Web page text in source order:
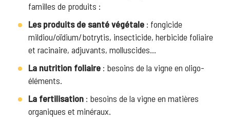
familles de produits :
Les produits de santé végétale : fongicide
mildiou/oïdium/botrytis, insecticide, herbicide foliaire
et racinaire, adjuvants, molluscides…
La nutrition foliaire : besoins de la vigne en oligo-
éléments.
La fertilisation : besoins de la vigne en matières
organiques et minéraux.